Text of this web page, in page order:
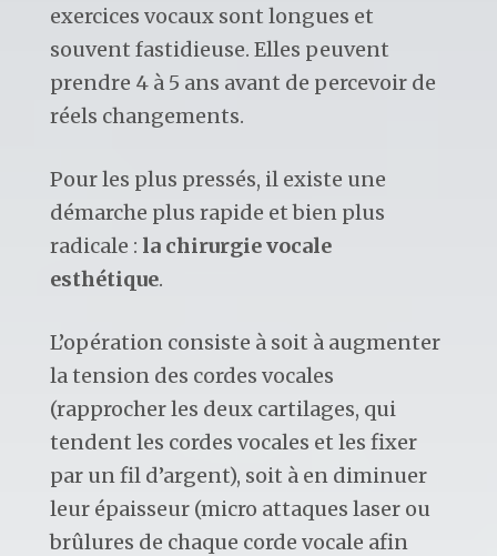
exercices vocaux sont longues et
souvent fastidieuse. Elles peuvent
prendre 4 à 5 ans avant de percevoir de
réels changements.
Pour les plus pressés, il existe une
démarche plus rapide et bien plus
radicale : la chirurgie vocale
esthétique.
L’opération consiste à soit à augmenter
la tension des cordes vocales
(rapprocher les deux cartilages, qui
tendent les cordes vocales et les fixer
par un fil d’argent), soit à en diminuer
leur épaisseur (micro attaques laser ou
brûlures de chaque corde vocale afin